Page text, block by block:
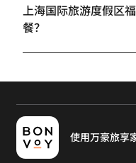
上海国际旅游度假区
餐？
使用万豪旅享